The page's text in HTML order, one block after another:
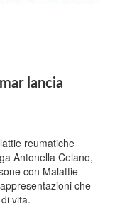
lancia
reumatiche
Antonella Celano,
con Malattie
che
vita.